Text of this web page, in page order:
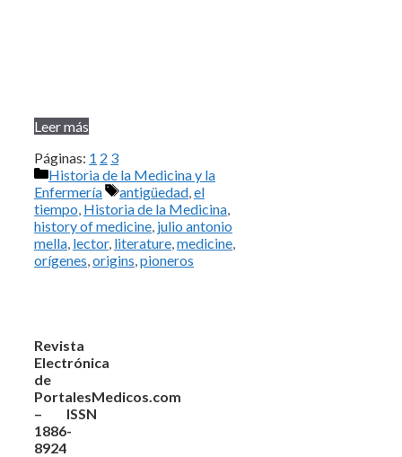
Leer más
Páginas: 1 2 3
Categorías
Historia de la Medicina y la
Enfermería
Etiquetas
antigüedad,el
tiempo, Historia de la Medicina,
history of medicine, julio antonio
mella, lector, literature,medicine,
orígenes,origins,pioneros
Revista
Electrónica
de
PortalesMedicos.com
– ISSN
1886-
8924